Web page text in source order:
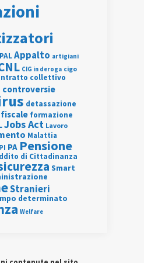
Appalto artigiani
CIG in deroga cigo
collettivo
controversie
detassazione
fiscale formazione
Jobs Act Lavoro
Malattia
PA Pensione
di Cittadinanza
Smart
Stranieri
determinato
Welfare